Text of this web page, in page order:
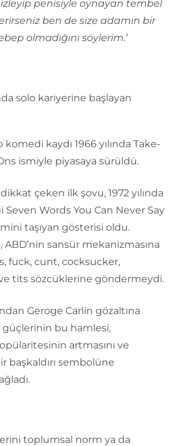
izleyip penisiyle oynayan tembel
ben de size adamın bir
olmadığını söylerim.’
solo kariyerine başlayan
komedi kaydı 1966 yılında Take-
ismiyle piyasaya sürüldü.
çeken ilk şovu, 1972 yılında
Words You Can Never Say
taşıyan gösterisi oldu.
sansür mekanizmasına
fuck, cunt, cocksucker,
tits sözcüklerine göndermeydi.
Geroge Carlin gözaltına
güçlerinin bu hamlesi,
artmasını ve
başkaldırı sembolüne
toplumsal norm ya da